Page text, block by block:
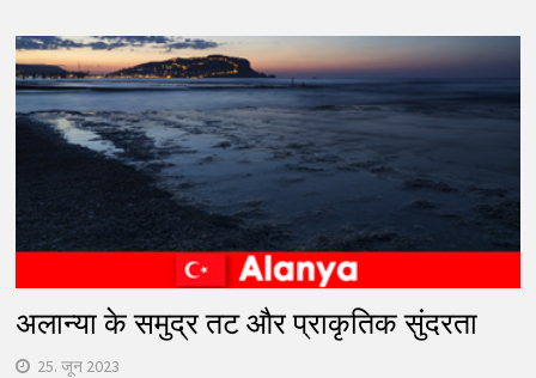
अलान्या के समुद्र तट और प्राकृतिक सुंदरता
25. जून 2023